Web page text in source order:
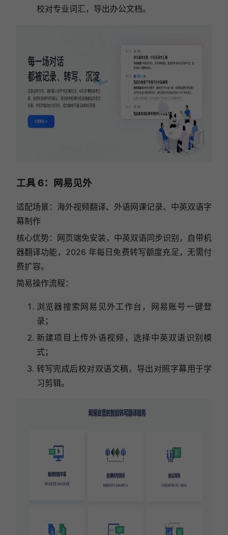
校对专业词汇，导出办公文档。
工具 6：网易见外
适配场景：海外视频翻译、外语网课记录、中英双语字
幕制作
核心优势：网页端免安装，中英双语同步识别，自带机
器翻译功能，2026 年每日免费转写额度充足，无需付
费扩容。
简易操作流程：
浏览器搜索网易见外工作台，网易账号一键登
录；
新建项目上传外语视频，选择中英双语识别模
式；
转写完成后校对双语文稿，导出对照字幕用于学
习剪辑。